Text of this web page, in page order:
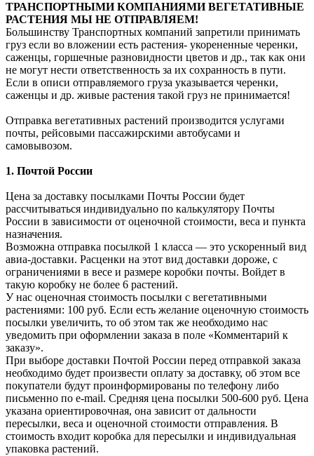
ТРАНСПОРТНЫМИ КОМПАНИЯМИ ВЕГЕТАТИВНЫЕ
РАСТЕНИЯ МЫ НЕ ОТПРАВЛЯЕМ!
Большинству Транспортных компаний запретили принимать
груз если во вложении есть растения- укорененные черенки,
саженцы, горшечные разновидности цветов и др., так как они
не могут нести ответственность за их сохранность в пути.
Если в описи отправляемого груза указывается черенки,
саженцы и др. живые растения такой груз не принимается!
Отправка вегетативных растений производится услугами
почты, рейсовыми пассажирскими автобусами и
самовывозом.
1. Почтой России
Цена за доставку посылками Почты России будет
рассчитываться индивидуально по калькулятору Почты
России в зависимости от оценочной стоимости, веса и пункта
назначения.
Возможна отправка посылкой 1 класса — это ускоренный вид
авиа-доставки. Расценки на этот вид доставки дороже, с
ограничениями в весе и размере коробки почты. Войдет в
такую коробку не более 6 растений.
У нас оценочная стоимость посылки с вегетативными
растениями: 100 руб. Если есть желание оценочную стоимость
посылки увеличить, то об этом так же необходимо нас
уведомить при оформлении заказа в поле «Комментарий к
заказу».
При выборе доставки Почтой России перед отправкой заказа
необходимо будет произвести оплату за доставку, об этом все
покупатели будут проинформированы по телефону либо
письменно по e-mail. Средняя цена посылки 500-600 руб. Цена
указана ориентировочная, она зависит от дальности
пересылки, веса и оценочной стоимости отправления. В
стоимость входит коробка для пересылки и индивидуальная
упаковка растений.